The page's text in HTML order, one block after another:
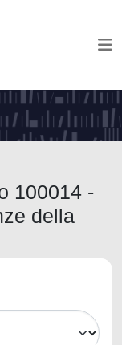
100014 -
della